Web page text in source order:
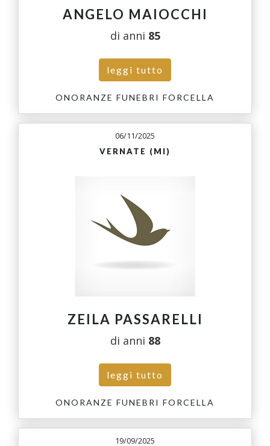
ANGELO MAIOCCHI
di anni 85
leggi tutto
ONORANZE FUNEBRI FORCELLA
06/11/2025
VERNATE (MI)
ZEILA PASSARELLI
di anni 88
leggi tutto
ONORANZE FUNEBRI FORCELLA
19/09/2025